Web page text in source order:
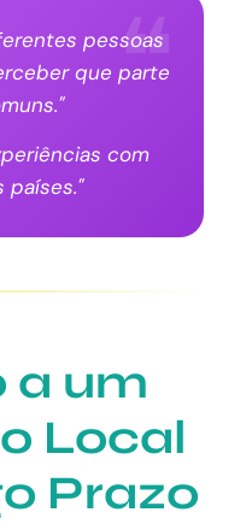
pessoas
que parte
com
países."
a um
Local
Prazo